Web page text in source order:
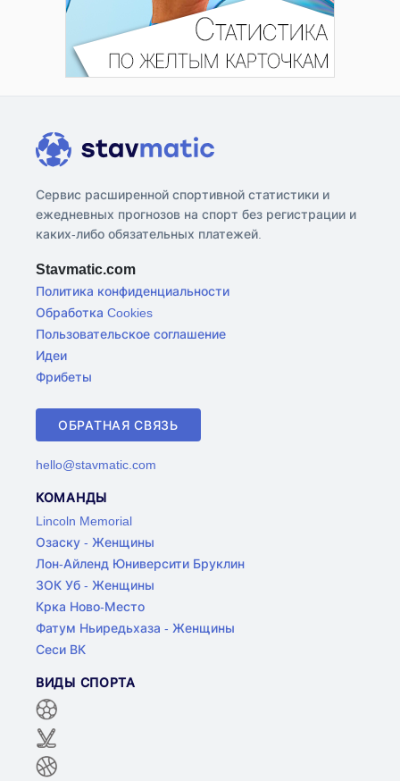
Сервис расширенной спортивной статистики и
ежедневных прогнозов на спорт без регистрации и
каких-либо обязательных платежей.
Stavmatic.com
Политика конфиденциальности
Обработка Cookies
Пользовательское соглашение
Идеи
Фрибеты
ОБРАТНАЯ СВЯЗЬ
hello@stavmatic.com
КОМАНДЫ
Lincoln Memorial
Озаску - Женщины
Лон-Айленд Юниверсити Бруклин
ЗОК Уб - Женщины
Крка Ново-Место
Фатум Ньиредьхаза - Женщины
Сеси ВК
ВИДЫ СПОРТА